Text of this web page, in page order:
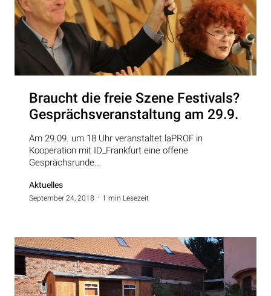
Braucht die freie Szene Festivals?
Gesprächsveranstaltung am 29.9.
Am 29.09. um 18 Uhr veranstaltet laPROF in
Kooperation mit ID_Frankfurt eine offene
Gesprächsrunde…
Aktuelles
September 24, 2018 1 min Lesezeit